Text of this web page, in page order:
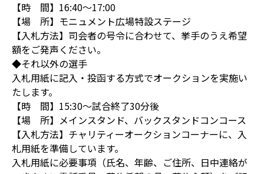
【時 間】16:40～17:00
【場 所】モニュメント広場特設ステージ
【入札方法】司会者の号令に合わせて、挙手のうえ希望
額をご発声ください。
◆それ以外の選手
入札用紙に記入・投函する方式でオークションを実施い
たします。
【時 間】15:30～試合終了30分後
【場 所】メインスタンド、バックスタンドコンコース
【入札方法】チャリティーオークションコーナーに、入
札用紙を準備しています。
入札用紙に必要事項（氏名、年齢、ご住所、日中連絡が